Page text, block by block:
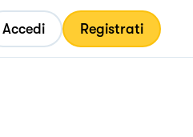
Accedi Registrati